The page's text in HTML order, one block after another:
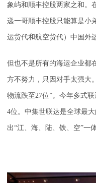
象屿和顺丰控股两家之和。
递一哥顺丰控股只能算是小
运货代和航空货代）中国外
但也不是所有的海运企业都
方不努力，只因对手太强大
物流跌至27位”。今年多式
4位。中集世联达是全球最
出“江、海、陆、铁、空”一